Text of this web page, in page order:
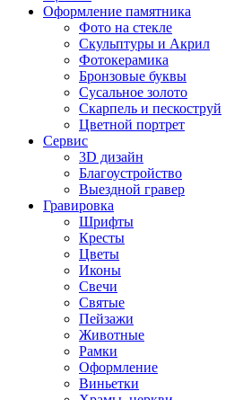
Оформление памятника
Фото на стекле
Скульптуры и Акрил
Фотокерамика
Бронзовые буквы
Сусальное золото
Скарпель и пескоструй
Цветной портрет
Сервис
3D дизайн
Благоустройство
Выездной гравер
Гравировка
Шрифты
Кресты
Цветы
Иконы
Свечи
Святые
Пейзажи
Животные
Рамки
Оформление
Виньетки